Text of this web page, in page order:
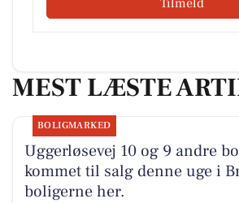
Tilmeld
MEST LÆSTE
BOLIGMARKED
Uggerløsevej 10 og 9 andre
kommet til salg denne uge i
boligerne her.